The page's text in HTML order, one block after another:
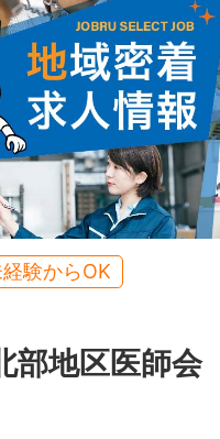
経験からOK
部地区医師